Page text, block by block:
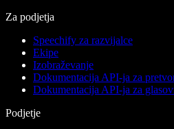
Za podjetja
Speechify za razvijalce
Ekipe
Izobraževanje
Dokumentacija API-ja za
Dokumentacija API-ja za
Podjetje